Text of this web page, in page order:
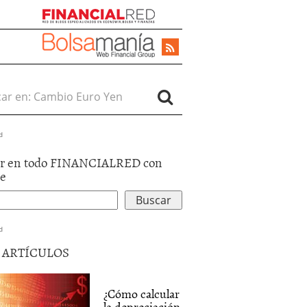
en:
en todo FINANCIALRED con
ARTÍCULOS
¿Cómo calcular